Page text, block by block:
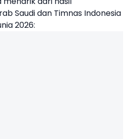
Saudi dan Timnas Indonesia
2026: